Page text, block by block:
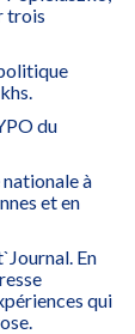
trois
du
à
et en
En
qui